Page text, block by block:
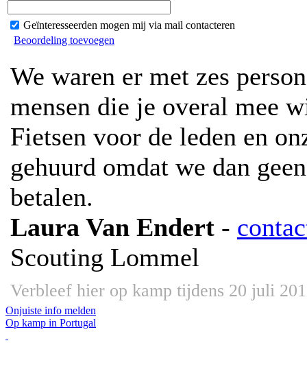
Geïnteresseerden mogen mij via mail contacteren
Beoordeling toevoegen
We waren er met zes
mensen die je overal mee
Fietsen voor de leden en
gehuurd omdat we dan
betalen.
Laura Van Endert -
Scouting Lommel
Verbleef hier op kamp tijdens 20 juli
Onjuiste info melden
Op kamp in Portugal